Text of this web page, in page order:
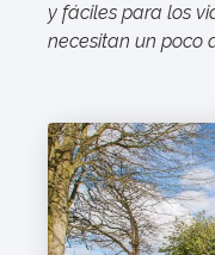
y fáciles para los
necesitan un poco